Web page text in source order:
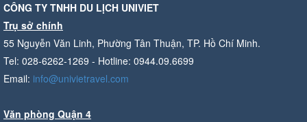
CÔNG TY TNHH DU LỊCH UNIVIET
Trụ sở chính
55 Nguyễn Văn Linh, Phường Tân Thuận, TP. Hồ Chí Minh.
Tel: 028-6262-1269 - Hotline: 0944.09.6699
Email: info@univietravel.com
Văn phòng Quận 4